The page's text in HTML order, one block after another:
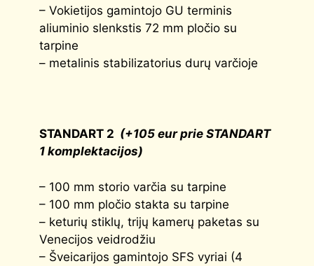
– Vokietijos gamintojo GU terminis
aliuminio slenkstis 72 mm pločio su
tarpine
– metalinis stabilizatorius durų varčioje
STANDART 2 (+105 eur prie STANDART
1 komplektacijos)
– 100 mm storio varčia su tarpine
– 100 mm pločio stakta su tarpine
– keturių stiklų, trijų kamerų paketas su
Venecijos veidrodžiu
– Šveicarijos gamintojo SFS vyriai (4